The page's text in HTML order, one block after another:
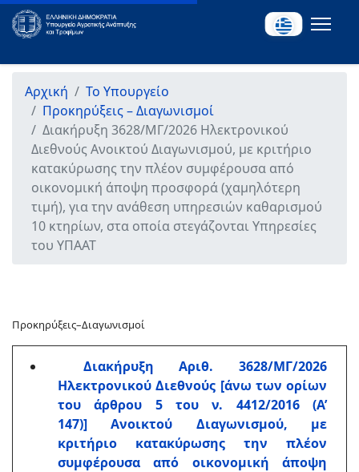
Αρχική
Το Υπουργείο
Προκηρύξεις – Διαγωνισμοί
Διακήρυξη 3628/ΜΓ/2026 Ηλεκτρονικού
Διεθνούς Ανοικτού Διαγωνισμού, με κριτήριο
κατακύρωσης την πλέον συμφέρουσα από
οικονομική άποψη προσφορά (χαμηλότερη
τιμή), για την ανάθεση υπηρεσιών καθαρισμού
10 κτηρίων, στα οποία στεγάζονται Υπηρεσίες
του ΥΠΑΑΤ
Προκηρύξεις–Διαγωνισμοί
Διακήρυξη Αριθ. 3628/ΜΓ/2026
Ηλεκτρονικού Διεθνούς [άνω των ορίων
του άρθρου 5 του ν. 4412/2016 (Α’
147)] Ανοικτού Διαγωνισμού, με
κριτήριο κατακύρωσης την πλέον
συμφέρουσα από οικονομική άποψη